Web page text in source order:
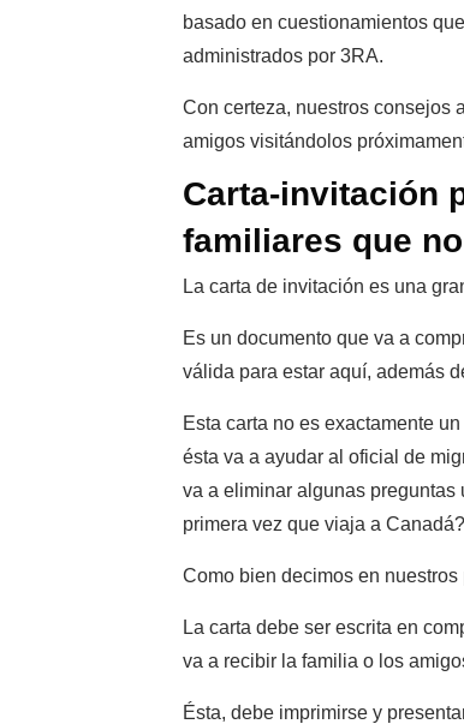
basado en cuestionamientos
administrados por 3RA.
Con certeza, nuestros consejos
amigos visitándolos
Carta-invitación
familiares que
La carta de invitación es una
Es un documento que va a
válida para estar aquí, además
Esta carta no es exactamente
ésta va a ayudar al oficial de
va a eliminar algunas preguntas
primera vez que viaja a
Como bien decimos en
La carta debe ser escrita en
va a recibir la familia o los
Ésta, debe imprimirse y